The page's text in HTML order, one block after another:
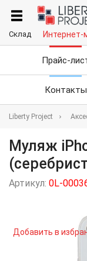
Склад Интернет-
Прайс-
Контакты
Liberty Project
Муляж
Артикул: 0L-
Добавить в